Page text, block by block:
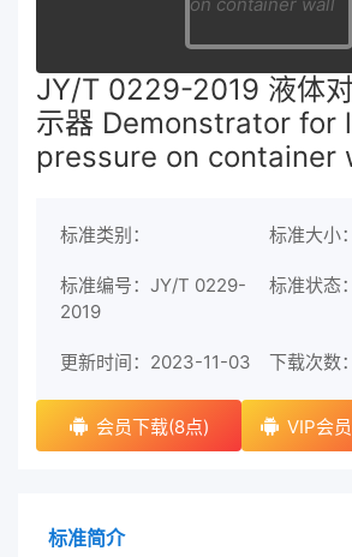
JY/T 0229-2019 液体
示器 Demonstrator for
pressure on container
标准类别： 标准大小：
标准编号：JY/T 0229-
2019
标准状态
更新时间：2023-11-03 下载次数：
会员下载(8点) VIP会
标准简介